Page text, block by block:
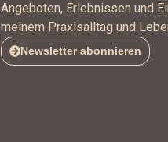
Angeboten, Erlebnissen und
meinem Praxisalltag und
Newsletter abonnieren